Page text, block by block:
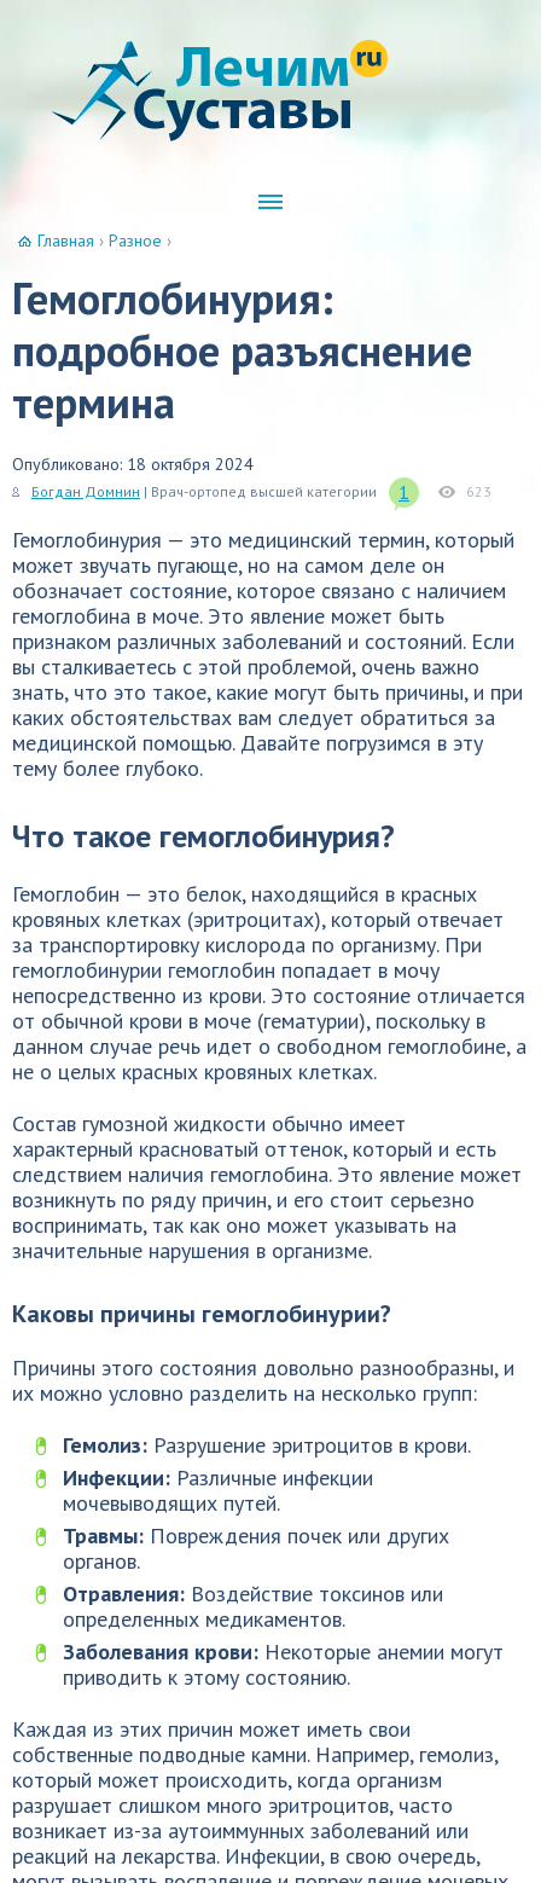
Главная › Разное ›
Гемоглобинурия:
подробное разъяснение
термина
Опубликовано: 18 октября 2024
Богдан Домнин | Врач-ортопед высшей категории 1 623
Гемоглобинурия — это медицинский термин, который
может звучать пугающе, но на самом деле он
обозначает состояние, которое связано с наличием
гемоглобина в моче. Это явление может быть
признаком различных заболеваний и состояний. Если
вы сталкиваетесь с этой проблемой, очень важно
знать, что это такое, какие могут быть причины, и при
каких обстоятельствах вам следует обратиться за
медицинской помощью. Давайте погрузимся в эту
тему более глубоко.
Что такое гемоглобинурия?
Гемоглобин — это белок, находящийся в красных
кровяных клетках (эритроцитах), который отвечает
за транспортировку кислорода по организму. При
гемоглобинурии гемоглобин попадает в мочу
непосредственно из крови. Это состояние отличается
от обычной крови в моче (гематурии), поскольку в
данном случае речь идет о свободном гемоглобине, а
не о целых красных кровяных клетках.
Состав гумозной жидкости обычно имеет
характерный красноватый оттенок, который и есть
следствием наличия гемоглобина. Это явление может
возникнуть по ряду причин, и его стоит серьезно
воспринимать, так как оно может указывать на
значительные нарушения в организме.
Каковы причины гемоглобинурии?
Причины этого состояния довольно разнообразны, и
их можно условно разделить на несколько групп:
Гемолиз: Разрушение эритроцитов в крови.
Инфекции: Различные инфекции
мочевыводящих путей.
Травмы: Повреждения почек или других
органов.
Отравления: Воздействие токсинов или
определенных медикаментов.
Заболевания крови: Некоторые анемии могут
приводить к этому состоянию.
Каждая из этих причин может иметь свои
собственные подводные камни. Например, гемолиз,
который может происходить, когда организм
разрушает слишком много эритроцитов, часто
возникает из-за аутоиммунных заболеваний или
реакций на лекарства. Инфекции, в свою очередь,